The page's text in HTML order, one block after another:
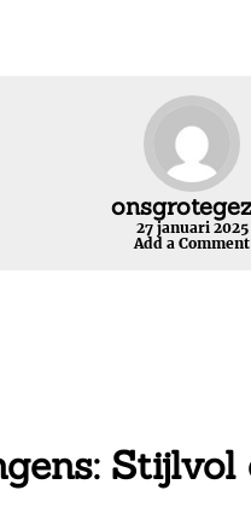
27 januari 2025
Add a Comment